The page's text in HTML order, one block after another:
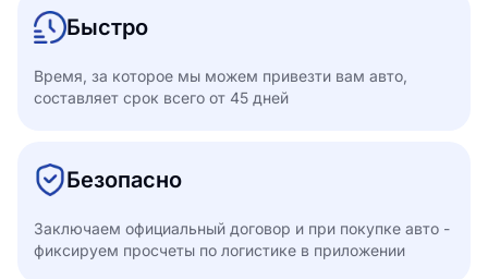
Быстро
Время, за которое мы можем привезти вам авто,
составляет срок всего от 45 дней
Безопасно
Заключаем официальный договор и при покупке авто -
фиксируем просчеты по логистике в приложении